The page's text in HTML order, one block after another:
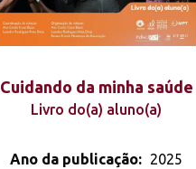
Cuidando da minha saúde
Livro do(a) aluno(a)
Ano da publicação: 2025